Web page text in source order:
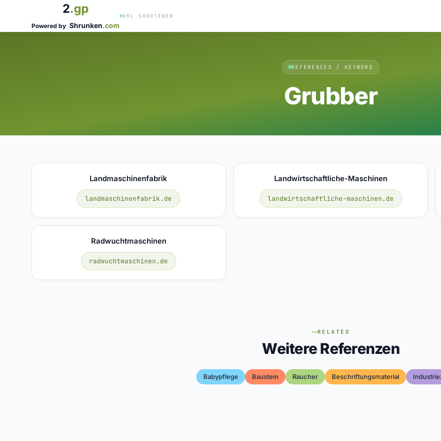
2.gp
Powered by Shrunken.com
URL SHORTENER
REFERENCES / KEYWORD
Grubber
Landmaschinenfabrik
landmaschinenfabrik.de
Landwirtschaftliche-Maschinen
landwirtschaftliche-maschinen.de
Radwuchtmaschinen
radwuchtmaschinen.de
RELATED
Weitere Referenzen
Babypflege Baustein Raucher Beschriftungsmaterial